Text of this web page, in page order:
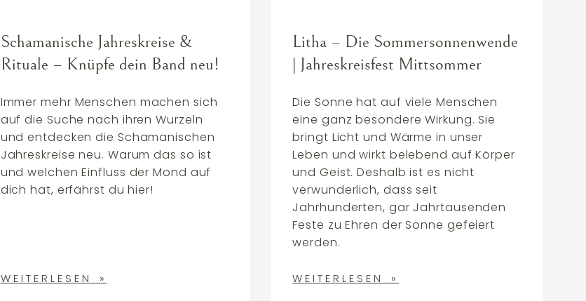
Schamanische Jahreskreise &
Rituale – Knüpfe dein Band neu!
Immer mehr Menschen machen sich
auf die Suche nach ihren Wurzeln
und entdecken die Schamanischen
Jahreskreise neu. Warum das so ist
und welchen Einfluss der Mond auf
dich hat, erfährst du hier!
WEITERLESEN »
Litha – Die Sommersonnenwende
| Jahreskreisfest Mittsommer
Die Sonne hat auf viele Menschen
eine ganz besondere Wirkung. Sie
bringt Licht und Wärme in unser
Leben und wirkt belebend auf Körper
und Geist. Deshalb ist es nicht
verwunderlich, dass seit
Jahrhunderten, gar Jahrtausenden
Feste zu Ehren der Sonne gefeiert
werden.
WEITERLESEN »